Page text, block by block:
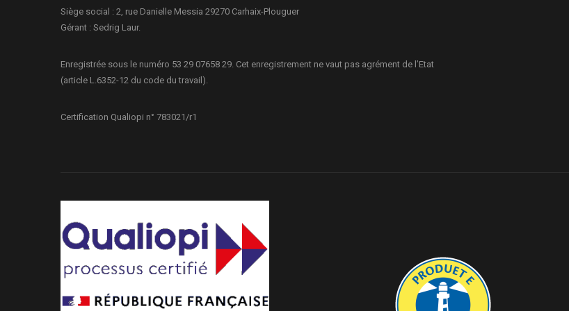
Siège social : 2, rue Danielle Messia 29270 Carhaix-Plouguer
Gérant : Sedrig Laur.
Enregistrée sous le numéro 53 29 07658 29. Cet enregistrement ne vaut pas agrément de l’Etat
(article L.6352-12 du code du travail).
Certification Qualiopi n° 783021/r1